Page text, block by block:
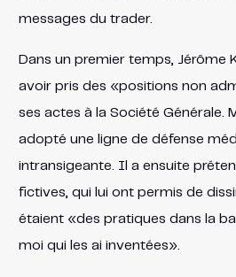
messages du trader.
Dans un premier temps, Jérôme
avoir pris des «positions non
ses actes à la Société Générale.
adopté une ligne de défense
intransigeante. Il a ensuite
fictives, qui lui ont permis de
étaient «des pratiques dans la
moi qui les ai inventées».